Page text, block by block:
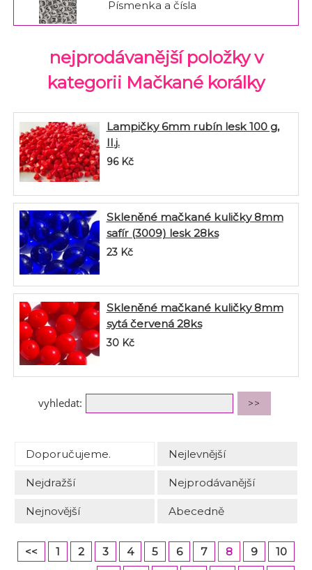
Písmenka a čísla
nejprodávanější položky v
kategorii Mačkané korálky
Lampičky 6mm rubín lesk 100 g,
II.j.
96 Kč
Skleněné mačkané kuličky 8mm
safír (3009) lesk 28ks
23 Kč
Skleněné mačkané kuličky 8mm
sytá červená 28ks
30 Kč
vyhledat:
Doporučujeme. Nejlevnější
Nejdražší Nejprodávanější
Nejnovější Abecedně
<< 1 2 3 4 5 6 7 8 9
10